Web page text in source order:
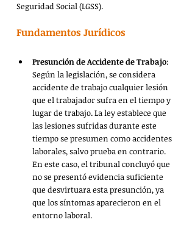
Seguridad Social (LGSS).
Fundamentos Jurídicos
Presunción de Accidente de Trabajo:
Según la legislación, se considera
accidente de trabajo cualquier lesión
que el trabajador sufra en el tiempo y
lugar de trabajo. La ley establece que
las lesiones sufridas durante este
tiempo se presumen como accidentes
laborales, salvo prueba en contrario.
En este caso, el tribunal concluyó que
no se presentó evidencia suficiente
que desvirtuara esta presunción, ya
que los síntomas aparecieron en el
entorno laboral.